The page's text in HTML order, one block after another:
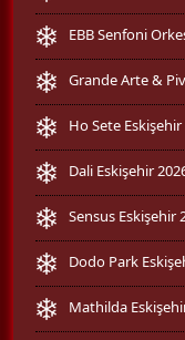
EBB Senfoni
Grande Arte &
Ho Sete Eskişehir
Dali Eskişehir
Sensus Eskişehir
Dodo Park
Mathilda